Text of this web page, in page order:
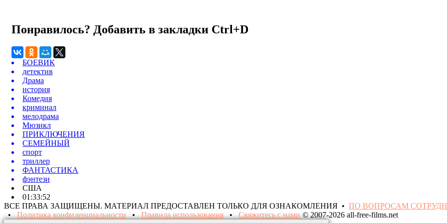
Понравилось? Добавить в закладки Ctrl+D
БОЕВИК
детектив
Драма
история
Комедия
криминал
мелодрама
Мюзикл
ПРИКЛЮЧЕНИЯ
СЕМЕЙНЫЙ
спорт
триллер
ФАНТАСТИКА
фэнтези
США
01:33:52
ВСЕ ПРАВА ЗАЩИЩЕНЫ. МАТЕРИАЛ ПРЕДОСТАВЛЕН ТОЛЬКО ДЛЯ ОЗНАКОМЛЕНИЯ • ПО ВОПРОСАМ
•Политика конфиденциальности•Правила использования•Свяжитесь с нами© 2007-2026 all-free-films.net